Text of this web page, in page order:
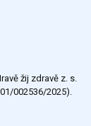
ankety
žij zdravě z. s.
002536/2025).